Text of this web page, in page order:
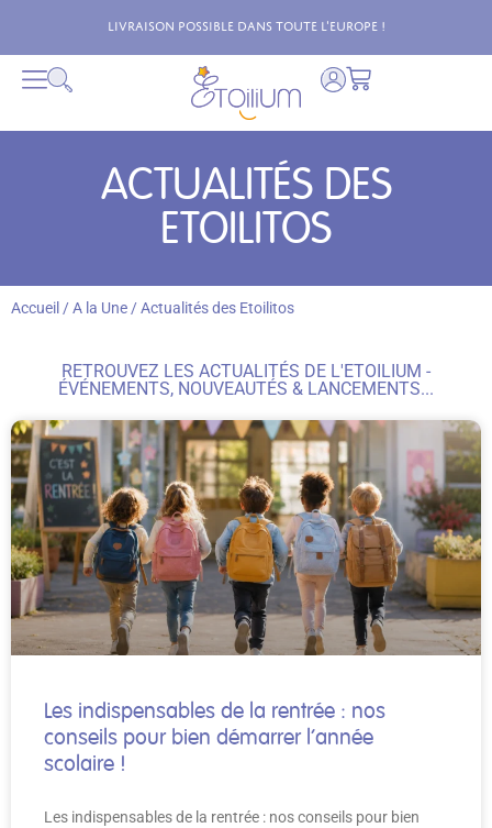
Livraison possible dans toute l'Europe !
ACTUALITÉS DES
ETOILITOS
Accueil /A la Une/Actualités des Etoilitos
RETROUVEZ LES ACTUALITÉS DE L'ETOILIUM -
ÉVÉNEMENTS, NOUVEAUTÉS & LANCEMENTS...
Les indispensables de la rentrée : nos
conseils pour bien démarrer l’année
scolaire !
Les indispensables de la rentrée : nos conseils pour bien